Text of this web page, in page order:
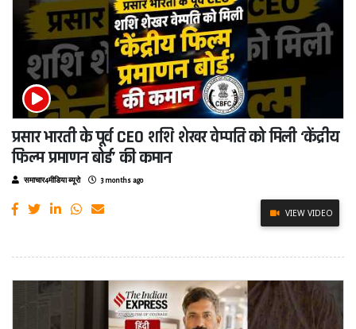
प्रसार भारती के पूर्व CEO शशि शेखर वेम्पति को मिली ‘केंद्रीय
फिल्म प्रमाणन बोर्ड’ की कमान
समाचार4मीडिया ब्यूरो 3 months ago
VIEW VIDEO